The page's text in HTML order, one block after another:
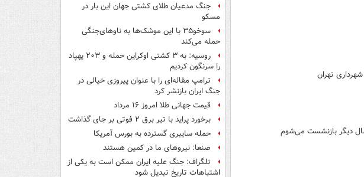
جنگ مدعیان طلای کشتی جهان این بار در
مسکو
سوخو۳۵ با این موشک‌ها به ناوهای‌جنگی
حمله می‌کند
روسیه: به ۳ کشتی اوکراین حمله و ۲۰۳ پهپاد
را سرنگون کردیم
ترامپ مقاله‌ای را با عنوان پیروزی خیالی در
جنگ ایران بازنشر کرد
قیمت جهانی طلا امروز ۱۶ مرداد
برخورد پراید با تیر برق ۲ فوتی بر جای گذاشت
حمله سایبری گسترده به بورس آمریکا
صنعا: نیروهای ما در کمین‌ هستند
تلگراف: جنگ علیه ایران ممکن است به یکی از
اشتباهات تاریخ تبدیل شود